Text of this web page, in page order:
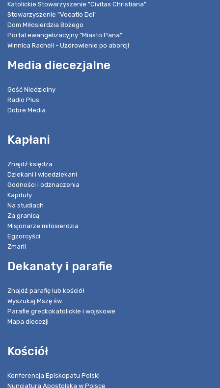
Katolickie Stowarzyszenie "Civitas Christiana"
Stowarzyszenie "Vocatio Dei"
Dom Miłosierdzia Bożego
Portal ewangelizacyjny "Miasto Pana"
Winnica Racheli - Uzdrowienie po aborcji
Media diecezjalne
Gość Niedzielny
Radio Plus
Dobre Media
Kapłani
Znajdź księdza
Dziekani i wicedziekani
Godności i odznaczenia
Kapituły
Na studiach
Za granicą
Misjonarze miłosierdzia
Egzorcyści
Zmarli
Dekanaty i parafie
Znajdź parafię lub kościół
Wyszukaj Mszę św.
Parafie greckokatolickie i wojskowe
Mapa diecezji
Kościół
Konferencja Episkopatu Polski
Nuncjatura Apostolska w Polsce